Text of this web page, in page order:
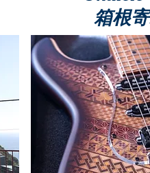
箱根